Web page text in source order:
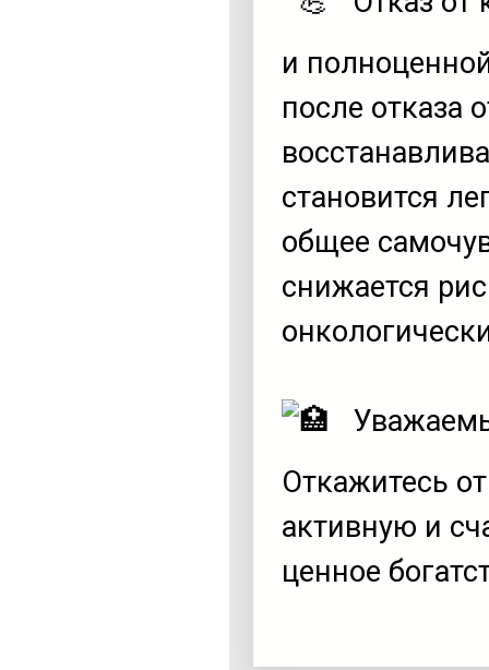
и
после отказа
становится
общее
снижается
Откажитесь
активную и
ценное